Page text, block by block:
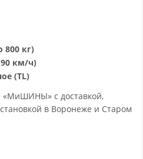
800 кг)
км/ч)
(TL)
«МиШИНЫ» с доставкой,
в Воронеже и Старом